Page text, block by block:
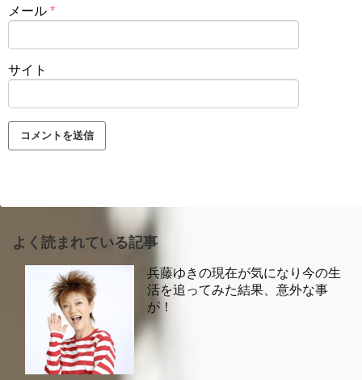
メール *
サイト
よく読まれている記事
兵藤ゆきの現在が気になり今の生
活を追ってみた結果、意外な事
が！